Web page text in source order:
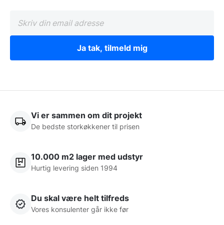
Ja tak, tilmeld mig
Vi er sammen om dit projekt
De bedste storkøkkener til prisen
10.000 m2 lager med udstyr
Hurtig levering siden 1994
Du skal være helt tilfreds
Vores konsulenter går ikke før